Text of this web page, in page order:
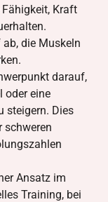
Kraft
die Muskeln
darauf,
oder eine
steigern. Dies
schweren
Ansatz im
Training, bei